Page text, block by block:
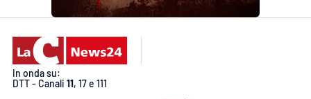
Lactv.it
Laconair.it
In onda su:
DTT - Canali 11, 17 e 111